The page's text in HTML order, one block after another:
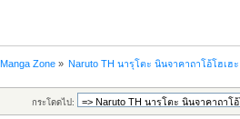
Manga Zone» Naruto TH นารุโตะ นินจาคาถาโอ้โฮเฮ
กระโดดไป: